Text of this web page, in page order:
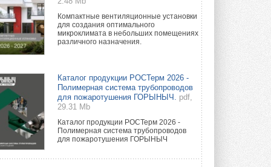
Компактные вентиляционные установки
для создания оптимального
микроклимата в небольших помещениях
различного назначения.
Каталог продукции РОСТерм 2026 -
Полимерная система трубопроводов
для пожаротушения ГОРЫНЫЧ.
pdf,
29.31 Mb
Каталог продукции РОСТерм 2026 -
Полимерная система трубопроводов
для пожаротушения ГОРЫНЫЧ